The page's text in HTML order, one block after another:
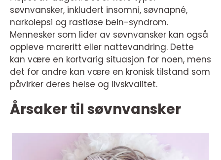
søvnvansker, inkludert insomni, søvnapné,
narkolepsi og rastløse bein-syndrom.
Mennesker som lider av søvnvansker kan også
oppleve mareritt eller nattevandring. Dette
kan være en kortvarig situasjon for noen, mens
det for andre kan være en kronisk tilstand som
påvirker deres helse og livskvalitet.
Årsaker til søvnvansker